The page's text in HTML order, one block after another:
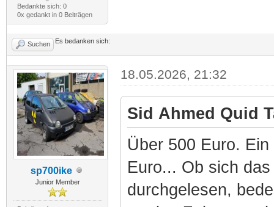
Bedankte sich: 0
0x gedankt in 0 Beiträgen
Suchen Es bedanken sich:
sp700ike
Junior Member
18.05.2026, 21:32
Sid Ahmed Quid
Über 500 Euro.
Euro... Ob sich
durchgelesen,